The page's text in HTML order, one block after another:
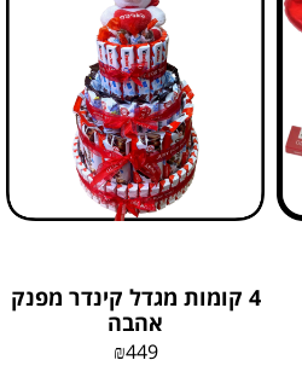
4 קומות מגדל קינדר מפנק
אהבה
₪449